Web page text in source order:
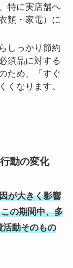
特に実店舗へ
類・家電）に
しっかり節約
須品に対する
ため、「すぐ
くなります。
動の変化
が大きく影響
の期間中、多
活動そのもの